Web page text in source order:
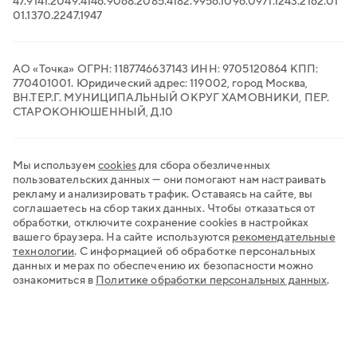
Транспортный ЭДО
QR-платежи
01.1370.2247.1947
АО «Точка» ОГРН: 1187746637143 ИНН: 9705120864 КПП:
770401001. Юридический адрес: 119002, город Москва,
ВН.ТЕР.Г. МУНИЦИПАЛЬНЫЙ ОКРУГ ХАМОВНИКИ, ПЕР.
СТАРОКОНЮШЕННЫЙ, Д.10
Мы используем cookiesдля сбора обезличенных
пользовательских данных — они помогают нам настраивать
рекламу и анализировать трафик. Оставаясь на сайте, вы
соглашаетесь на сбор таких данных. Чтобы отказаться от
обработки, отключите сохранение cookies в настройках
вашего браузера. На сайте используются рекомендательные
технологии. С информацией об обработке персональных
данных и мерах по обеспечению их безопасности можно
ознакомиться в Политике обработки персональных данных.